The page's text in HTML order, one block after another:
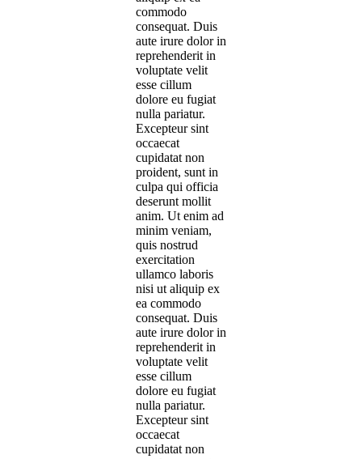
commodo
consequat. Duis
aute irure dolor in
reprehenderit in
voluptate velit
esse cillum
dolore eu fugiat
nulla pariatur.
Excepteur sint
occaecat
cupidatat non
proident, sunt in
culpa qui officia
deserunt mollit
anim. Ut enim ad
minim veniam,
quis nostrud
exercitation
ullamco laboris
nisi ut aliquip ex
ea commodo
consequat. Duis
aute irure dolor in
reprehenderit in
voluptate velit
esse cillum
dolore eu fugiat
nulla pariatur.
Excepteur sint
occaecat
cupidatat non